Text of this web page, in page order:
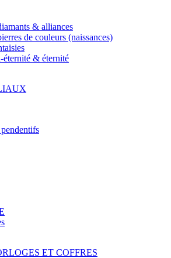
& alliances
de couleurs (naissances)
éternité & éternité
ET COFFRES